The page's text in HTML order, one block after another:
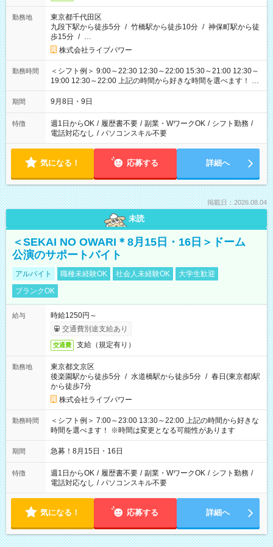
勤務地
東京都千代田区
九段下駅から徒歩5分 / 竹橋駅から徒歩10分 / 神保町駅から徒
歩15分 / …
株式会社ライブパワー
勤務時間
＜シフト例＞ 9:00～22:30 12:30～22:00 15:30～21:00 12:30～
19:00 12:30～22:00 上記の時間から好きな時間を選べます！ ※
時間は変更となる可能性があります
期間 9月8日・9日
特徴 週1日からOK / 履歴書不要 / 副業・WワークOK / シフト勤務 /
電話対応なし / パソコンスキル不要
気になる！ 応募する 詳細へ
掲載日：2026.08.04
未読
＜SEKAI NO OWARI＊8月15日・16日＞ドーム
公演のサポートバイト
アルバイト 職種未経験OK 社会人未経験OK
大学生歓迎
ブランクOK
給与
時給1250円～
交通費別途支給あり
交通費 支給（規定有り）
勤務地
東京都文京区
後楽園駅から徒歩5分 / 水道橋駅から徒歩5分 / 春日(東京都)駅
から徒歩7分
株式会社ライブパワー
勤務時間
＜シフト例＞ 7:00～23:00 13:30～22:00 上記の時間から好きな
時間を選べます！ ※時間は変更となる可能性があります
期間 急募！8月15日・16日
特徴 週1日からOK / 履歴書不要 / 副業・WワークOK / シフト勤務 /
電話対応なし / パソコンスキル不要
気になる！ 応募する 詳細へ